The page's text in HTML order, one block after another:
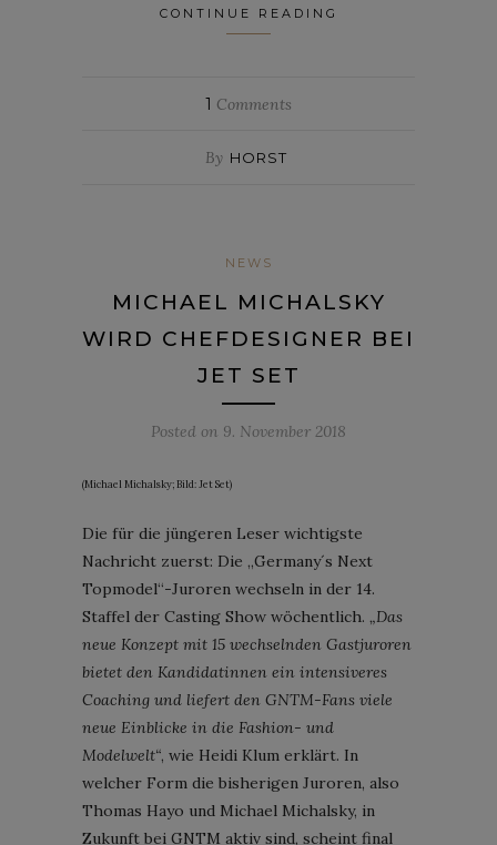
CONTINUE READING
1 Comments
By HORST
NEWS
MICHAEL MICHALSKY
WIRD CHEFDESIGNER BEI
JET SET
Posted on 9. November 2018
(Michael Michalsky; Bild: Jet Set)
Die für die jüngeren Leser wichtigste
Nachricht zuerst: Die „Germany´s Next
Topmodel“-Juroren wechseln in der 14.
Staffel der Casting Show wöchentlich. „Das
neue Konzept mit 15 wechselnden Gastjuroren
bietet den Kandidatinnen ein intensiveres
Coaching und liefert den GNTM-Fans viele
neue Einblicke in die Fashion- und
Modelwelt“, wie Heidi Klum erklärt. In
welcher Form die bisherigen Juroren, also
Thomas Hayo und Michael Michalsky, in
Zukunft bei GNTM aktiv sind, scheint final